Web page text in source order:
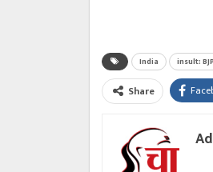
India insult: BJP
Share